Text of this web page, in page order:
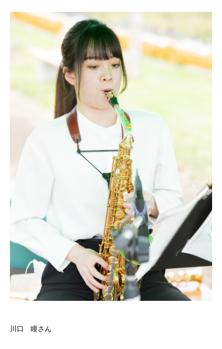
川口 瞳さん